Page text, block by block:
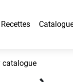
Recettes
catalogue